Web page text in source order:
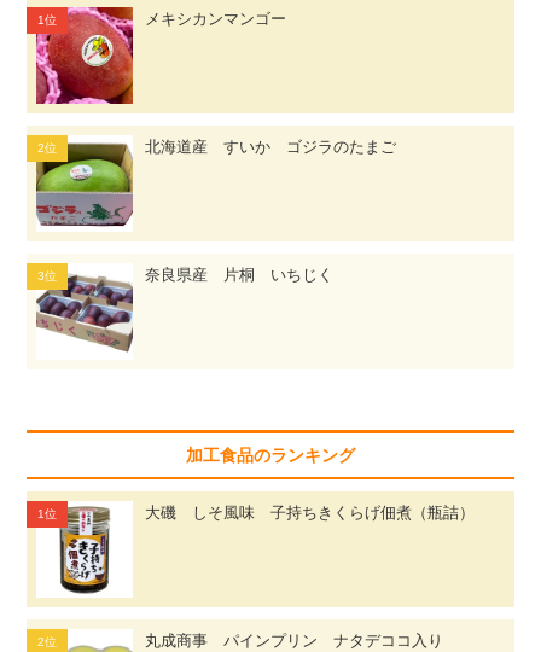
メキシカンマンゴー
北海道産 すいか ゴジラのたまご
奈良県産 片桐 いちじく
加工食品のランキング
大磯 しそ風味 子持ちきくらげ佃煮（瓶詰）
丸成商事 パインプリン ナタデココ入り